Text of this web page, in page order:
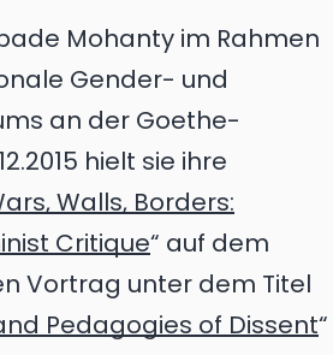
Mohanty im Rahmen
Gender- und
an der Goethe-
hielt sie ihre
Walls, Borders:
Critique“ auf dem
Vortrag unter dem Titel
Pedagogies of Dissent“